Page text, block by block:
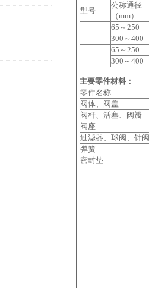
型号
公称通径
（mm）
65～250
300～400
65～250
300～400
主要零件材料：
零件名称
阀体、阀盖
阀杆、活塞、阀瓣
阀座
过滤器、球阀、针
弹簧
密封垫